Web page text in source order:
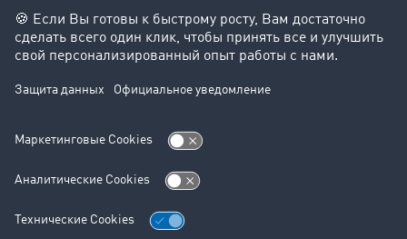
Общие Условия Сотрудничества
Защита данных
Отдел новостей